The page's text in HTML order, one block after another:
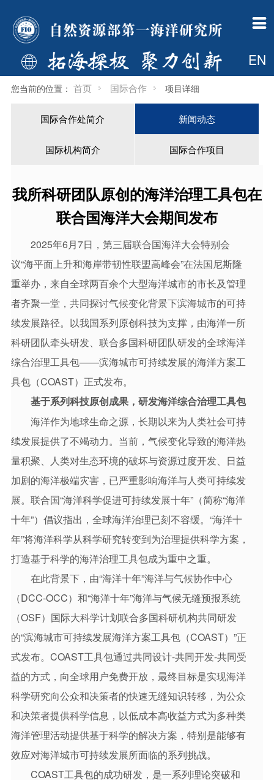
EN

一所概况
现任领导
组织机构
业务部门
共建机构
新闻公告
中国政府网信息
自然资源要闻
一所要闻
科学研究
科技创新平台
科研动态
科技开发
科技开发简介
开发资质
科研队伍
博导信息
荣誉称号
研究生教育
专业介绍
招生信息
规章制度
一所主页
国际合作
国际合作处简介
新闻动态
国际合作项目
支撑平台
中国大洋样品馆
综合档案室
学术期刊
海洋科学进展
海岸工程
党建群团
信息公开 
您当前的位置： 首页 国际合作 项目详细
国际合作处简介 新闻动态
国际机构简介 国际合作项目
我所科研团队原创的海洋治理工具包在
联合国海洋大会期间发布
2025年6月7日，第三届联合国海洋大会特别会
议“海平面上升和海岸带韧性联盟高峰会”在法国尼斯隆
重举办，来自全球两百余个大型海洋城市的市长及管理
者齐聚一堂，共同探讨气候变化背景下滨海城市的可持
续发展路径。以我国系列原创科技为支撑，由海洋一所
科研团队牵头研发、联合多国科研团队研发的全球海洋
综合治理工具包——滨海城市可持续发展的海洋方案工
具包（COAST）正式发布。
基于系列科技原创成果，研发海洋综合治理工具包
海洋作为地球生命之源，长期以来为人类社会可持
续发展提供了不竭动力。当前，气候变化导致的海洋热
量积聚、人类对生态环境的破坏与资源过度开发、日益
加剧的海洋极端灾害，已严重影响海洋与人类可持续发
展。联合国“海洋科学促进可持续发展十年”（简称“海洋
十年”）倡议指出，全球海洋治理已刻不容缓。“海洋十
年”将海洋科学从科学研究转变到为治理提供科学方案，
打造基于科学的海洋治理工具包成为重中之重。
在此背景下，由“海洋十年”海洋与气候协作中心
（DCC-OCC）和“海洋十年”海洋与气候无缝预报系统
（OSF）国际大科学计划联合多国科研机构共同研发
的“滨海城市可持续发展海洋方案工具包（COAST）”正
式发布。COAST工具包通过共同设计-共同开发-共同受
益的方式，向全球用户免费开放，最终目标是实现海洋
科学研究向公众和决策者的快速无缝知识转移，为公众
和决策者提供科学信息，以低成本高收益方式为多种类
海洋管理活动提供基于科学的解决方案，特别是能够有
效应对海洋城市可持续发展所面临的系列挑战。
COAST工具包的成功研发，是一系列理论突破和